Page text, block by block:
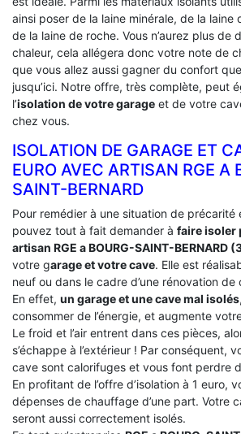
ainsi poser de la laine minérale, de la laine
de la laine de roche. Vous n’aurez plus de
chaleur, cela allégera donc votre note de
que vous allez aussi gagner du confort
jusqu’ici. Notre offre, très complète, peut
l’isolation de votre garage et de votre
chez vous.
ISOLATION DE GARAGE ET
EURO AVEC ARTISAN RGE A
SAINT-BERNARD
Pour remédier à une situation de précarité
pouvez tout à fait demander à faire isoler
artisan RGE a BOURG-SAINT-BERNARD
votre garage et votre cave. Elle est
neuf ou dans le cadre d’une rénovation de
En effet, un garage et une cave mal isolés
consommer de l’énergie, et augmente
Le froid et l’air entrent dans ces pièces,
s’échappe à l’extérieur ! Par conséquent,
cave sont calorifuges et vous font perdre
En profitant de l’offre d’isolation à 1 euro,
dépenses de chauffage d’une part. Votre
seront aussi correctement isolés.